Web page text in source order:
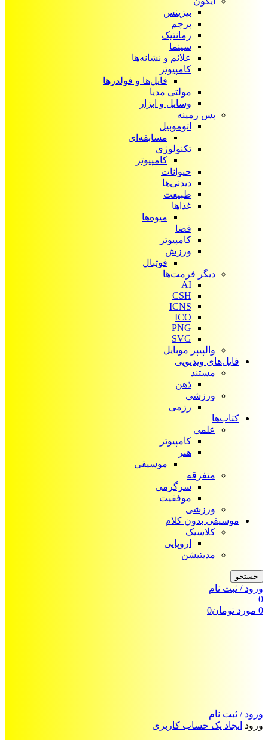
بیزینس
پرچم
رمانتیک
سینما
علائم و نشانه‌ها
کامپیوتر
فایل‌ها و فولدرها
مولتی مدیا
وسایل و ابزار
پس زمینه
اتوموبیل
مسابقه‌ای
تکنولوژی
کامپیوتر
حیوانات
دیدنی‌ها
طبیعت
غذاها
میوه‌ها
فضا
کامپیوتر
ورزش
فوتبال
دیگر فرمت‌ها
AI
CSH
ICNS
ICO
PNG
SVG
والپیپر موبایل
فایل‌های ویدیویی
مستند
ذهن
ورزشی
رزمی
کتاب‌ها
علمی
کامپیوتر
هنر
موسیقی
متفرقه
سرگرمی
موفقیت
ورزشی
موسیقی بدون کلام
کلاسیک
اروپایی
مدیتیشن
جستجو
ورود / ثبت نام
0
0 مورد تومان0
ورود / ثبت نام
ورود ایجاد یک حساب کاربری